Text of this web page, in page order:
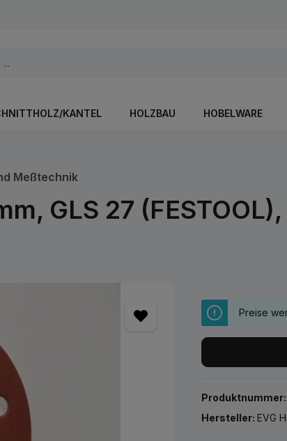
KANTEL HOLZBAU HOBELWARE
Meßtechnik
GLS 27
Preise
Hersteller:EVG